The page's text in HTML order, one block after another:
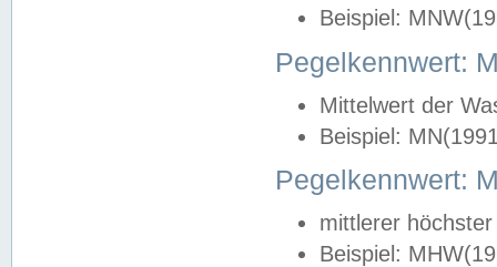
Beispiel:
Pegelkennwert:
Mittelwert der
Beispiel:
Pegelkennwert:
mittlerer
Beispiel: